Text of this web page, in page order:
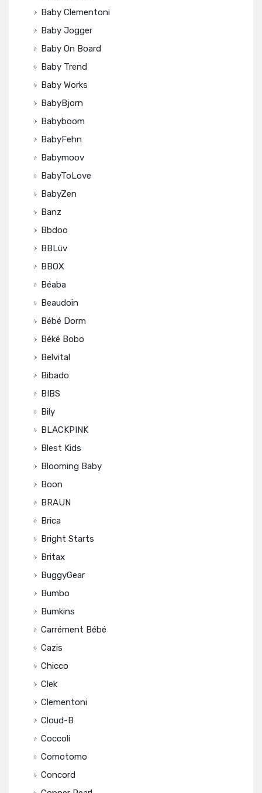
Baby Clementoni
Baby Jogger
Baby On Board
Baby Trend
Baby Works
BabyBjorn
Babyboom
BabyFehn
Babymoov
BabyToLove
BabyZen
Banz
Bbdoo
BBLüv
BBOX
Béaba
Beaudoin
Bébé Dorm
Béké Bobo
Belvital
Bibado
BIBS
Bily
BLACKPINK
Blest Kids
Blooming Baby
Boon
BRAUN
Brica
Bright Starts
Britax
BuggyGear
Bumbo
Bumkins
Carrément Bébé
Cazis
Chicco
Clek
Clementoni
Cloud-B
Coccoli
Comotomo
Concord